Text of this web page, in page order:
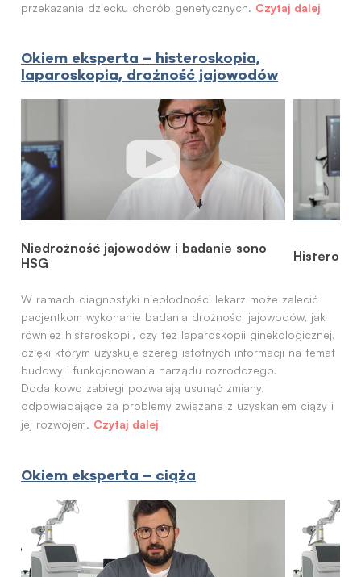
przekazania dziecku chorób genetycznych. Czytaj dalej
Okiem eksperta – histeroskopia,
laparoskopia, drożność jajowodów
Niedrożność jajowodów i badanie sono
HSG
W ramach diagnostyki niepłodności lekarz może zalecić
pacjentkom wykonanie badania drożności jajowodów, jak
również histeroskopii, czy też laparoskopii ginekologicznej,
dzięki którym uzyskuje szereg istotnych informacji na temat
budowy i funkcjonowania narządu rozrodczego.
Dodatkowo zabiegi pozwalają usunąć zmiany,
odpowiadające za problemy związane z uzyskaniem ciąży i
jej rozwojem. Czytaj dalej
Okiem eksperta – ciąża